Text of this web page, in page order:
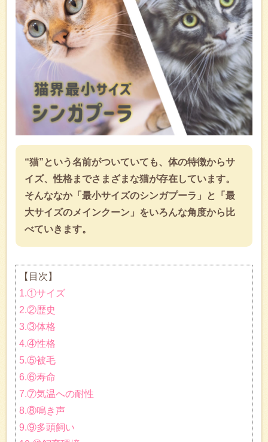
てみました。
“猫”という名前がついていても、体の特徴からサ
イズ、性格までさまざまな猫が存在しています。
そんななか「最小サイズのシンガプーラ」と「最
大サイズのメインクーン」をいろんな角度から比
べていきます。
【目次】
1.①サイズ
2.②歴史
3.③体格
4.④性格
5.⑤被毛
6.⑥寿命
7.⑦気温への耐性
8.⑧鳴き声
9.⑨多頭飼い